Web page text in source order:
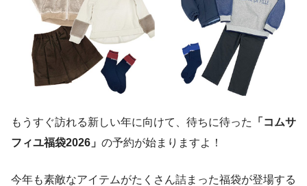
もうすぐ訪れる新しい年に向けて、待ちに待った
「コムサ
フィユ福袋2026」 の予約が始まりますよ！
今年も素敵なアイテムがたくさん詰まった福袋が登場する